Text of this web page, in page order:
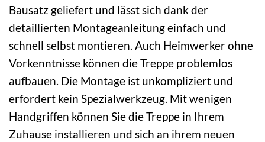
Bausatz geliefert und lässt sich dank der
detaillierten Montageanleitung einfach und
schnell selbst montieren. Auch Heimwerker ohne
Vorkenntnisse können die Treppe problemlos
aufbauen. Die Montage ist unkompliziert und
erfordert kein Spezialwerkzeug. Mit wenigen
Handgriffen können Sie die Treppe in Ihrem
Zuhause installieren und sich an ihrem neuen